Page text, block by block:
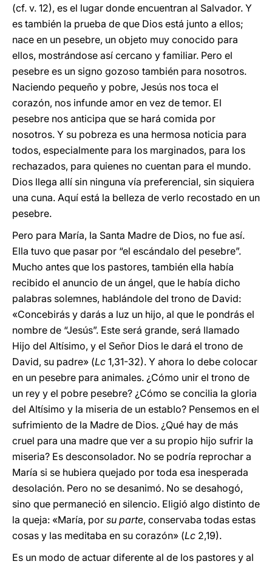
(cf. v. 12), es el lugar donde encuentran al Salvador. Y
es también la prueba de que Dios está junto a ellos;
nace en un pesebre, un objeto muy conocido para
ellos, mostrándose así cercano y familiar. Pero el
pesebre es un signo gozoso también para nosotros.
Naciendo pequeño y pobre, Jesús nos toca el
corazón, nos infunde amor en vez de temor. El
pesebre nos anticipa que se hará comida por
nosotros. Y su pobreza es una hermosa noticia para
todos, especialmente para los marginados, para los
rechazados, para quienes no cuentan para el mundo.
Dios llega allí sin ninguna vía preferencial, sin siquiera
una cuna. Aquí está la belleza de verlo recostado en un
pesebre.
Pero para María, la Santa Madre de Dios, no fue así.
Ella tuvo que pasar por “el escándalo del pesebre”.
Mucho antes que los pastores, también ella había
recibido el anuncio de un ángel, que le había dicho
palabras solemnes, hablándole del trono de David:
«Concebirás y darás a luz un hijo, al que le pondrás el
nombre de “Jesús”. Este será grande, será llamado
Hijo del Altísimo, y el Señor Dios le dará el trono de
David, su padre» (Lc 1,31-32). Y ahora lo debe colocar
en un pesebre para animales. ¿Cómo unir el trono de
un rey y el pobre pesebre? ¿Cómo se concilia la gloria
del Altísimo y la miseria de un establo? Pensemos en el
sufrimiento de la Madre de Dios. ¿Qué hay de más
cruel para una madre que ver a su propio hijo sufrir la
miseria? Es desconsolador. No se podría reprochar a
María si se hubiera quejado por toda esa inesperada
desolación. Pero no se desanimó. No se desahogó,
sino que permaneció en silencio. Eligió algo distinto de
la queja: «María, por su parte, conservaba todas estas
cosas y las meditaba en su corazón» (Lc 2,19).
Es un modo de actuar diferente al de los pastores y al